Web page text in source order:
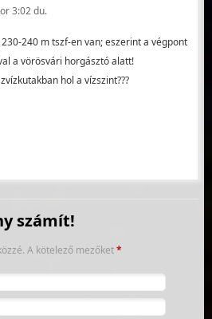
3:02 du.
240 m tszf-en van; eszerint a végpont
a vörösvári horgásztó alatt!
hol a vízszint???
számít!
A kötelező mezőket*